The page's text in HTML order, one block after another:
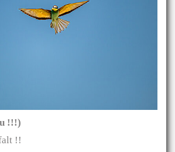
!!!)
!!